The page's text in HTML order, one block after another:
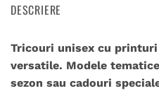
DESCRIERE
Tricouri unisex cu
versatile. Modele
sezon sau cadouri